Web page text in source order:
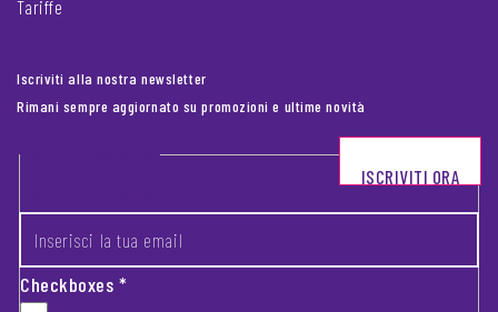
Tariffe
Iscriviti alla nostra newsletter
Rimani sempre aggiornato su promozioni e ultime novità
Footer newsletter
Checkboxes*
ISCRIVITI ORA